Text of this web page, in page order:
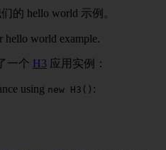
的 hello world 示例。
hello world example.
一个 H3 应用实例：
using new H3() :